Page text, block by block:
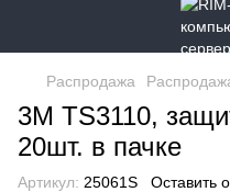
Распродажа
3M TS3110,
20шт. в пачке
Артикул: 25061S Оставить